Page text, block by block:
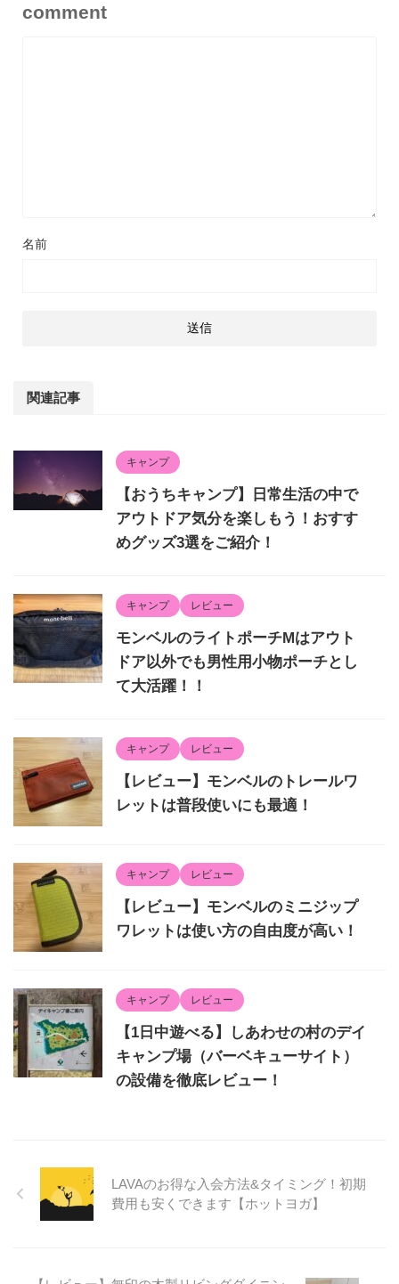
comment
名前
関連記事
キャンプ
【おうちキャンプ】日常生活の中で
アウトドア気分を楽しもう！おすす
めグッズ3選をご紹介！
キャンプ レビュー
モンベルのライトポーチMはアウト
ドア以外でも男性用小物ポーチとし
て大活躍！！
キャンプ レビュー
【レビュー】モンベルのトレールワ
レットは普段使いにも最適！
キャンプ レビュー
【レビュー】モンベルのミニジップ
ワレットは使い方の自由度が高い！
キャンプ レビュー
【1日中遊べる】しあわせの村のデイ
キャンプ場（バーベキューサイト）
の設備を徹底レビュー！
LAVAのお得な入会方法&タイミング！初期
費用も安くできます【ホットヨガ】